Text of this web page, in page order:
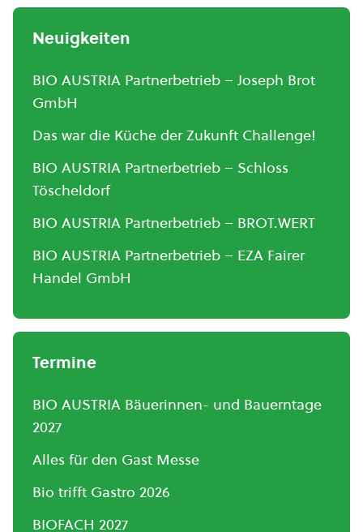
Neuigkeiten
BIO AUSTRIA Partnerbetrieb – Joseph Brot
GmbH
Das war die Küche der Zukunft Challenge!
BIO AUSTRIA Partnerbetrieb – Schloss
Töscheldorf
BIO AUSTRIA Partnerbetrieb – BROT.WERT
BIO AUSTRIA Partnerbetrieb – EZA Fairer
Handel GmbH
Termine
BIO AUSTRIA Bäuerinnen- und Bauerntage
2027
Alles für den Gast Messe
Bio trifft Gastro 2026
BIOFACH 2027